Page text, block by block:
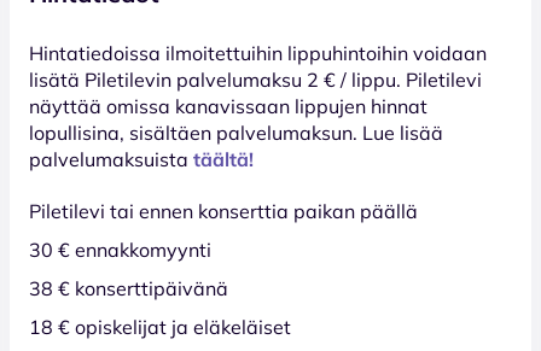
Hinta­tiedoissa ilmoitettuihin lippuhintoihin voidaan
lisätä Piletilevin palvelumaksu 2 € / lippu. Piletilevi
näyttää omissa kanavissaan lippujen hinnat
lopullisina, sisältäen palvelumaksun. Lue lisää
palvelumaksuista täältä!
Piletilevi tai ennen konserttia paikan päällä
30 € ennakkomyynti
38 € konserttipäivänä
18 € opiskelijat ja eläkeläiset